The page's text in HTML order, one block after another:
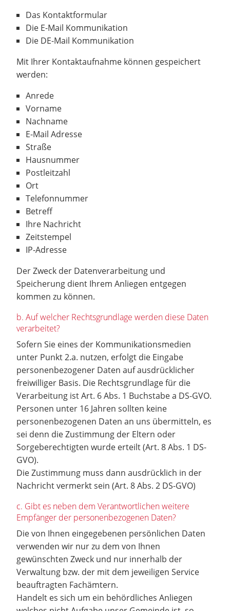
Das Kontaktformular
Die E-Mail Kommunikation
Die DE-Mail Kommunikation
Mit Ihrer Kontaktaufnahme können gespeichert
werden:
Anrede
Vorname
Nachname
E-Mail Adresse
Straße
Hausnummer
Postleitzahl
Ort
Telefonnummer
Betreff
Ihre Nachricht
Zeitstempel
IP-Adresse
Der Zweck der Datenverarbeitung und
Speicherung dient Ihrem Anliegen entgegen
kommen zu können.
b. Auf welcher Rechtsgrundlage werden diese Daten
verarbeitet?
Sofern Sie eines der Kommunikationsmedien
unter Punkt 2.a. nutzen, erfolgt die Eingabe
personenbezogener Daten auf ausdrücklicher
freiwilliger Basis. Die Rechtsgrundlage für die
Verarbeitung ist Art. 6 Abs. 1 Buchstabe a DS-GVO.
Personen unter 16 Jahren sollten keine
personenbezogenen Daten an uns übermitteln, es
sei denn die Zustimmung der Eltern oder
Sorgeberechtigten wurde erteilt (Art. 8 Abs. 1 DS-
GVO).
Die Zustimmung muss dann ausdrücklich in der
Nachricht vermerkt sein (Art. 8 Abs. 2 DS-GVO)
c. Gibt es neben dem Verantwortlichen weitere
Empfänger der personenbezogenen Daten?
Die von Ihnen eingegebenen persönlichen Daten
verwenden wir nur zu dem von Ihnen
gewünschten Zweck und nur innerhalb der
Verwaltung bzw. der mit dem jeweiligen Service
beauftragten Fachämtern.
Handelt es sich um ein behördliches Anliegen